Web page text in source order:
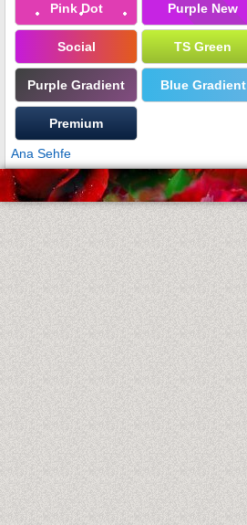
Pink Dot Purple New
Social TS Green
Purple Gradient Blue Gradient
Premium
Ana Sehfe